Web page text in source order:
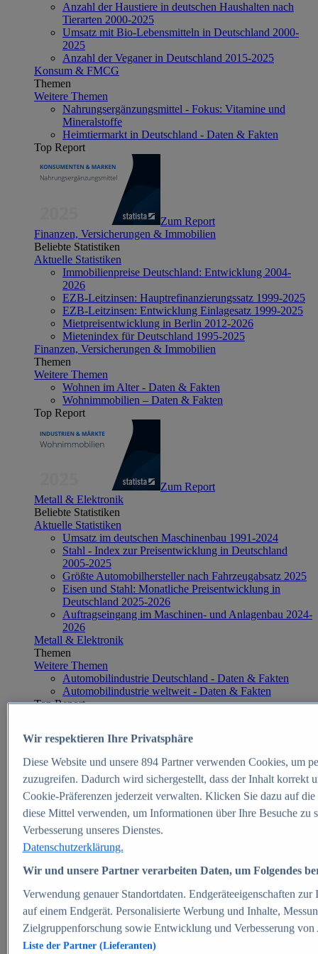
Anzahl der Haustiere in deutschen Haushalten nach
Tierarten 2000-2025
Umsatz mit Bio-Lebensmitteln in Deutschland 2000-
2025
Anzahl der Veganer in Deutschland 2015-2025
Konsum & FMCG
Themen
Weitere Themen
Nahrungsergänzungsmittel - Fokus: Vitamine und
Mineralstoffe
Heimtiermarkt in Deutschland - Daten & Fakten
Top Report
Zum Report
Finanzen, Versicherungen & Immobilien
Beliebte Statistiken
Aktuelle Statistiken
Immobilienpreise Deutschland: Entwicklung 2004-
2026
EZB-Leitzinsen: Hauptrefinanzierungssatz 1999-2025
EZB-Leitzinsen: Entwicklung Einlagesatz 1999-2025
Mietpreisentwicklung in Berlin 2012-2026
Mietenindex für Deutschland 1995-2025
Finanzen, Versicherungen & Immobilien
Themen
Weitere Themen
Wohnen im Alter - Daten & Fakten
Wohnimmobilien – Daten & Fakten
Top Report
Zum Report
Metall & Elektronik
Beliebte Statistiken
Aktuelle Statistiken
Umsatz im deutschen Maschinenbau 1991-2024
Stahl - Index zur Preisentwicklung in Deutschland
2005-2025
Größte Automobilhersteller nach Fahrzeugabsatz 2025
Eisen und Stahl: Monatliche Preisentwicklung in
Deutschland 2025-2026
Auftragseingang im Maschinen- und Anlagenbau 2024-
2026
Metall & Elektronik
Themen
Weitere Themen
Automobilindustrie Deutschland - Daten & Fakten
Automobilindustrie weltweit - Daten & Fakten
Top Report
Zum Report
E-commerce
Beliebte Statistiken
Aktuelle Statistiken
E-Commerce - Entwicklung des Umsatzes in
Deutschland 1999-2025
Umsatz von Amazon in Deutschland und weltweit
2010-2025
B2C-E-Commerce: Top-50 Online Shops in
Deutschland 2024
Marktanteile von Online-Zahlungsverfahren in
Deutschland 2024
Umsatzstarke Warengruppen im Online-Handel in
Deutschland 2023-2025
Wir respektieren Ihre Privatsphäre
Diese Website und unsere 894Partner verwenden Cookies, um
zuzugreifen. Dadurch wird sichergestellt, dass der Inhalt korrekt
Cookie-Präferenzen jederzeit verwalten. Klicken Sie dazu auf
diese Mittel verwenden, um Informationen über Ihre Besuche
Verbesserung unseres Dienstes.
Datenschutzerklärung.
Wir und unsere Partner verarbeiten Daten, um Folgendes
Verwendung genauer Standortdaten. Endgeräteeigenschaften
auf einem Endgerät. Personalisierte Werbung und Inhalte,
Zielgruppenforschung sowie Entwicklung und Verbesserung von
Liste der Partner (Lieferanten)